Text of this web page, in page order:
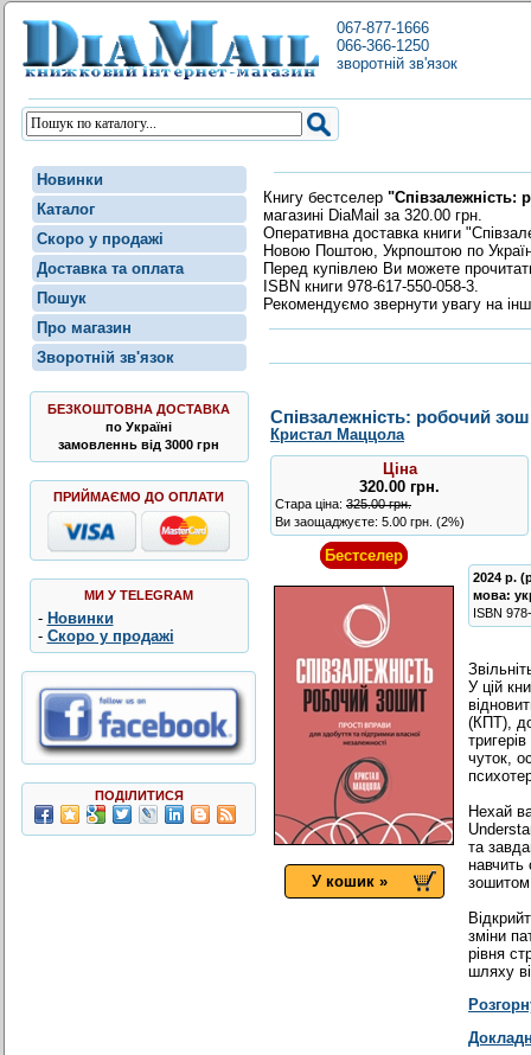
067-877-1666
066-366-1250
зворотній зв'язок
Новинки
Каталог
Скоро у продажі
Доставка та оплата
Пошук
Про магазин
Зворотній зв'язок
БЕЗКОШТОВНА ДОСТАВКА
по Україні
замовленнь від 3000 грн
ПРИЙМАЄМО ДО ОПЛАТИ
МИ У TELEGRAM
- Новинки
- Скоро у продажі
ПОДІЛИТИСЯ
Книгу бестселер "Співзалежність:
магазині DiaMail за 320.00 грн.
Оперативна доставка книги
Новою Поштою, Укрпоштою по
Перед купівлею Ви можете
ISBN книги 978-617-550-058-3.
Рекомендуємо звернути увагу на
Співзалежність: робочий
Кристал Маццола
Ціна
320.00 грн.
Стара ціна: 325.00 грн.
Ви заощаджуєте: 5.00 грн. (2%)
Бестселер
У кошик »
2024 р.
мова:
ISBN
У цій
(КПТ),
чуток,
Нехай
та
змiни
рiвня
шляху